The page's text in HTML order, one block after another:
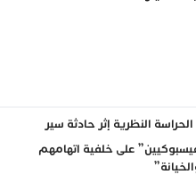
النظرية إثر حادثة سير
على خلفية اتهامهم